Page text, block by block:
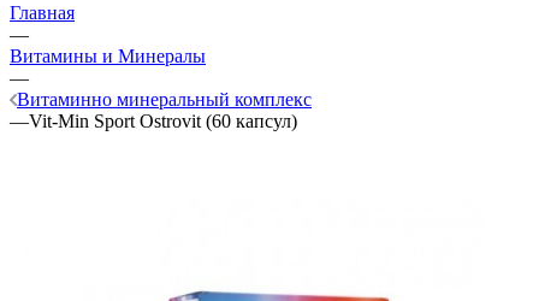
Главная
—
Витамины и Минералы
—
Витаминно минеральный комплекс
—Vit-Min Sport Ostrovit (60 капсул)